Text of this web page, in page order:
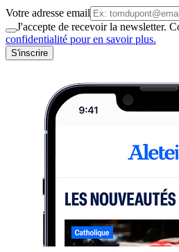
Votre adresse email
J'accepte de recevoir la newsletter.
confidentialité pour en savoir plus.
S'inscrire